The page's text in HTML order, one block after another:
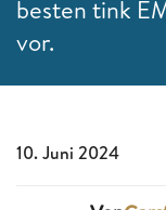
besten tink
vor.
10. Juni 2024